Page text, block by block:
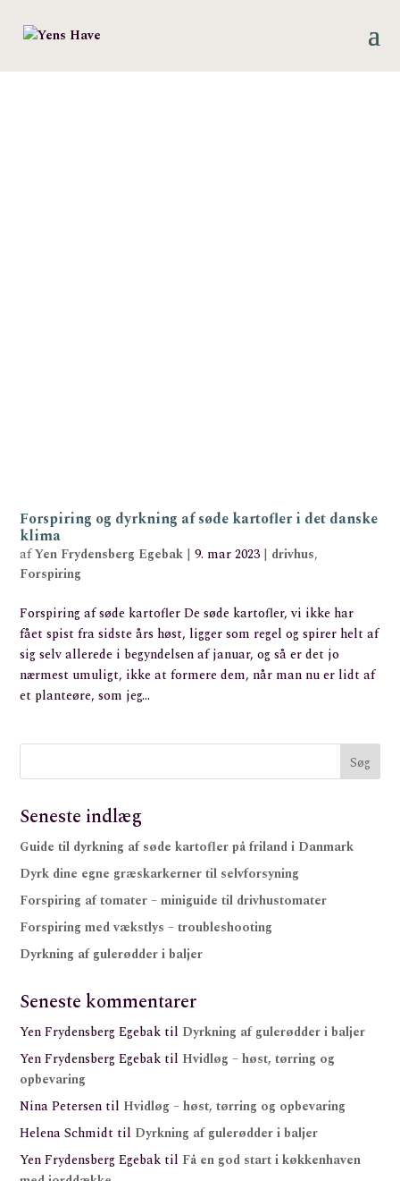
Forspiring og dyrkning af søde kartofler i det danske
klima
afYen Frydensberg Egebak |9. mar 2023 | drivhus,
Forspiring
Forspiring af søde kartofler De søde kartofler, vi ikke har
fået spist fra sidste års høst, ligger som regel og spirer helt af
sig selv allerede i begyndelsen af januar, og så er det jo
nærmest umuligt, ikke at formere dem, når man nu er lidt af
et planteøre, som jeg...
Seneste indlæg
Guide til dyrkning af søde kartofler på friland i Danmark
Dyrk dine egne græskarkerner til selvforsyning
Forspiring af tomater – miniguide til drivhustomater
Forspiring med vækstlys – troubleshooting
Dyrkning af gulerødder i baljer
Seneste kommentarer
Yen Frydensberg Egebak til Dyrkning af gulerødder i baljer
Yen Frydensberg Egebak til Hvidløg – høst, tørring og
opbevaring
Nina Petersen til Hvidløg – høst, tørring og opbevaring
Helena Schmidt til Dyrkning af gulerødder i baljer
Yen Frydensberg Egebak til Få en god start i køkkenhaven